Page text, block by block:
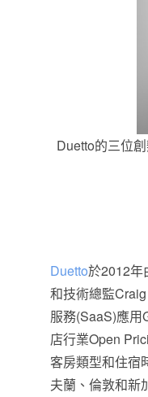
Duetto的三位
Duetto於2012年
和技術總監
服務(SaaS)應
店行業Open
客房類型和住宿
夫蘭、倫敦和新